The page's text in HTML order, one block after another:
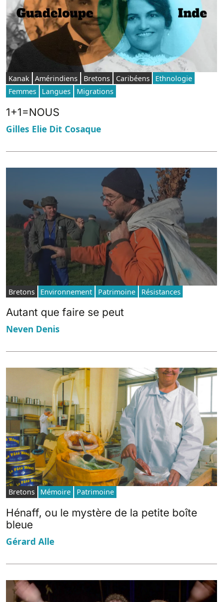
Kanak Amérindiens Bretons Caribéens
Ethnologie
Femmes
Langues Migrations
1+1=NOUS
Gilles Elie Dit Cosaque
Bretons Environnement Patrimoine Résistances
Autant que faire se peut
Neven Denis
Bretons Mémoire Patrimoine
Hénaff, ou le mystère de la petite boîte
bleue
Gérard Alle